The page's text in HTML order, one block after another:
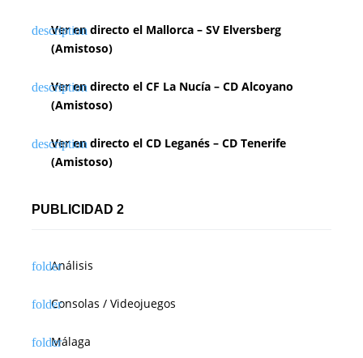
Ver en directo el Mallorca – SV Elversberg
(Amistoso)
Ver en directo el CF La Nucía – CD Alcoyano
(Amistoso)
Ver en directo el CD Leganés – CD Tenerife
(Amistoso)
PUBLICIDAD 2
Análisis
Consolas / Videojuegos
Málaga